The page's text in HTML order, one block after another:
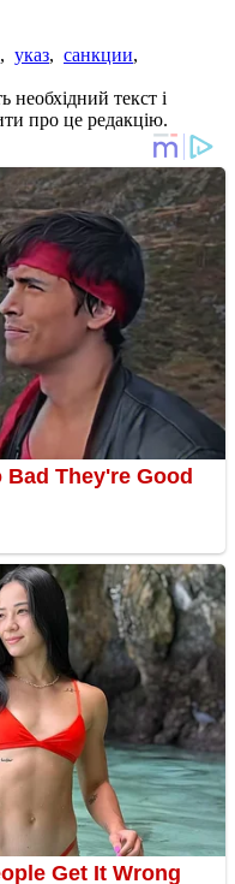
, указ, санкции,
необхідний текст і
про це редакцію.